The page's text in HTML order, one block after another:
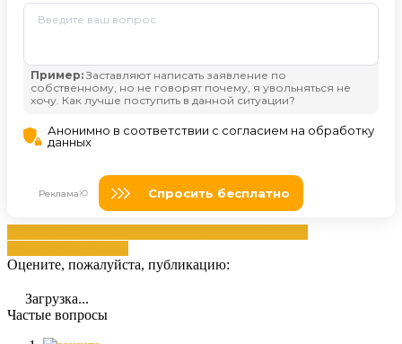
Оцените, пожалуйста, публикацию:
Загрузка...
Частые вопросы